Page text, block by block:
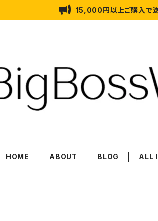
15,000円以上ご購入で
HOME ABOUT BLOG ALL